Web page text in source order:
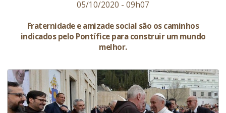
05/10/2020 - 09h07
Fraternidade e amizade social são os caminhos
indicados pelo Pontífice para construir um mundo
melhor.